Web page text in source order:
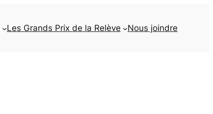
Les Grands Prix de la Relève Nous joindre